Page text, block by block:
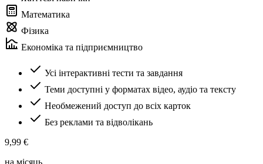
Математика
Фізика
Економіка та підприємництво
Усі інтерактивні тести та завдання
Теми доступні у форматах відео, аудіо та тексту
Необмежений доступ до всіх карток
Без реклами та відволікань
9,99 €
на місяць